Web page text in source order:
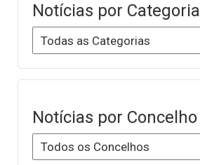
Notícias por Categoria
Notícias por Concelho